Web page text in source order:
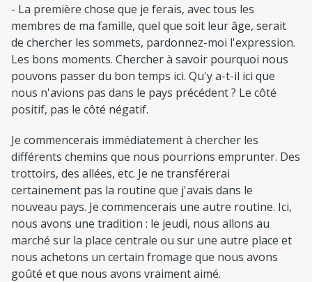
- La première chose que je ferais, avec tous les
membres de ma famille, quel que soit leur âge, serait
de chercher les sommets, pardonnez-moi l'expression.
Les bons moments. Chercher à savoir pourquoi nous
pouvons passer du bon temps ici. Qu'y a-t-il ici que
nous n'avions pas dans le pays précédent ? Le côté
positif, pas le côté négatif.
Je commencerais immédiatement à chercher les
différents chemins que nous pourrions emprunter. Des
trottoirs, des allées, etc. Je ne transférerai
certainement pas la routine que j'avais dans le
nouveau pays. Je commencerais une autre routine. Ici,
nous avons une tradition : le jeudi, nous allons au
marché sur la place centrale ou sur une autre place et
nous achetons un certain fromage que nous avons
goûté et que nous avons vraiment aimé.